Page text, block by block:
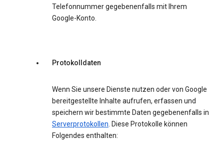
Telefonnummer gegebenenfalls mit Ihrem
Google-Konto.
Protokolldaten
Wenn Sie unsere Dienste nutzen oder von Google
bereitgestellte Inhalte aufrufen, erfassen und
speichern wir bestimmte Daten gegebenenfalls in
Serverprotokollen. Diese Protokolle können
Folgendes enthalten: